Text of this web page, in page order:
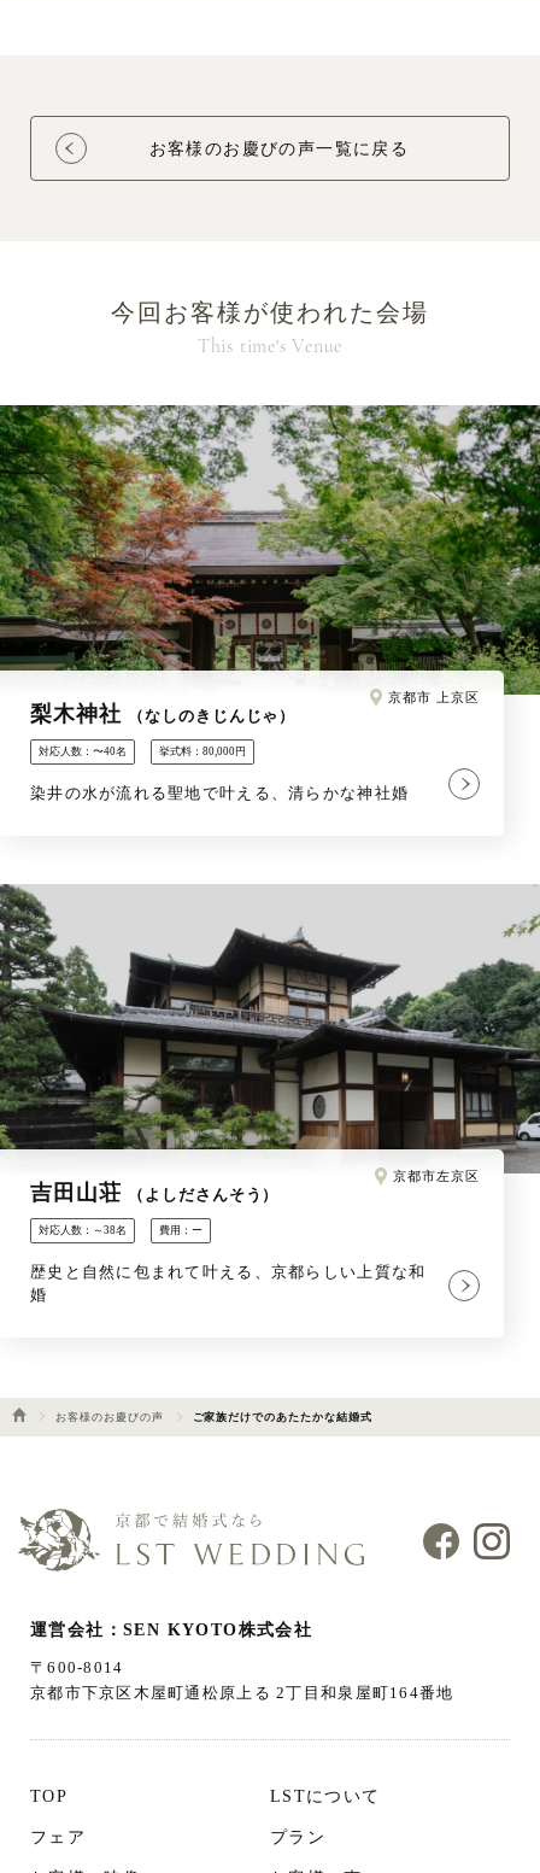
お客様のお慶びの声一覧に戻る
今回お客様が使われた会場
This time's Venue
梨木神社 （なしのきじんじゃ）
京都市 上京区
対応人数：〜40名 挙式料：80,000円
染井の水が流れる聖地で叶える、清らかな神社婚
吉田山荘 （よしださんそう）
京都市左京区
対応人数：～38名 費用：ー
歴史と自然に包まれて叶える、京都らしい上質な和
婚
お客様のお慶びの声 ご家族だけでのあたたかな結婚式
運営会社：SEN KYOTO株式会社
〒600-8014
京都市下京区木屋町通松原上る 2丁目和泉屋町164番地
TOP LSTについて
フェア プラン